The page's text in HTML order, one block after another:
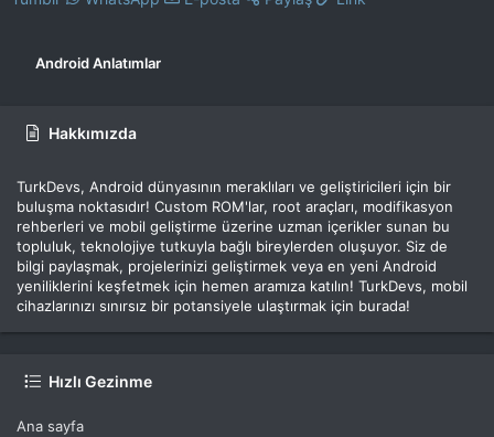
Android Anlatımlar
Hakkımızda
TurkDevs, Android dünyasının meraklıları ve geliştiricileri için bir
buluşma noktasıdır! Custom ROM'lar, root araçları, modifikasyon
rehberleri ve mobil geliştirme üzerine uzman içerikler sunan bu
topluluk, teknolojiye tutkuyla bağlı bireylerden oluşuyor. Siz de
bilgi paylaşmak, projelerinizi geliştirmek veya en yeni Android
yeniliklerini keşfetmek için hemen aramıza katılın! TurkDevs, mobil
cihazlarınızı sınırsız bir potansiyele ulaştırmak için burada!
Hızlı Gezinme
Ana sayfa